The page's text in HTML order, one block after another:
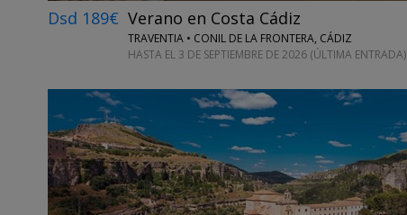
Dsd 189€ Verano en Costa Cádiz
TRAVENTIA • CONIL DE LA FRONTERA, CÁDIZ
HASTA EL 3 DE SEPTIEMBRE DE 2026 (ÚLTIMA ENTRADA)